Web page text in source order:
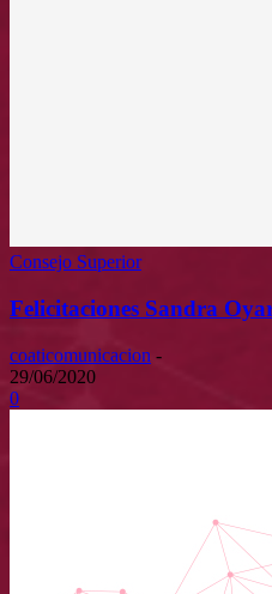
Consejo Superior
Felicitaciones Sandra
coaticomunicacion -
29/06/2020
0